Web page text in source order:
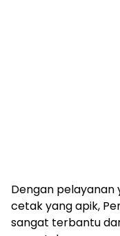
Dengan pelayanan
cetak yang apik,
sangat terbantu